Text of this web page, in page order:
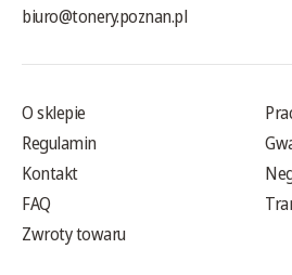
biuro@tonery.poznan.pl
O sklepie
Regulamin
Kontakt
FAQ
Zwroty towaru